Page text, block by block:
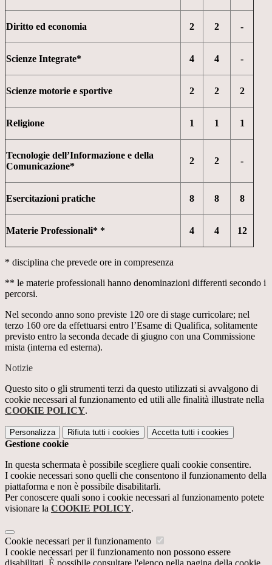
Diritto ed economia 2 2 -
Scienze Integrate* 4 4 -
Scienze motorie e sportive 2 2 2
Religione 1 1 1
Tecnologie dell’Informazione e della
Comunicazione*
2 2 -
Esercitazioni pratiche 8 8 8
Materie Professionali* * 4 4 12
* disciplina che prevede ore in compresenza
** le materie professionali hanno denominazioni differenti secondo i
percorsi.
Nel secondo anno sono previste 120 ore di stage curricolare; nel
terzo 160 ore da effettuarsi entro l’Esame di Qualifica, solitamente
previsto entro la seconda decade di giugno con una Commissione
mista (interna ed esterna).
Notizie
Questo sito o gli strumenti terzi da questo utilizzati si avvalgono di
cookie necessari al funzionamento ed utili alle finalità illustrate nella
COOKIE POLICY.
Personalizza Rifiuta tutti i cookies Accetta tutti i cookies
Gestione cookie
In questa schermata è possibile scegliere quali cookie consentire.
I cookie necessari sono quelli che consentono il funzionamento della
piattaforma e non è possibile disabilitarli.
Per conoscere quali sono i cookie necessari al funzionamento potete
visionare la COOKIE POLICY.
Cookie necessari per il funzionamento
I cookie necessari per il funzionamento non possono essere
disabilitati. È possibile consultare l'elenco nella pagina della cookie